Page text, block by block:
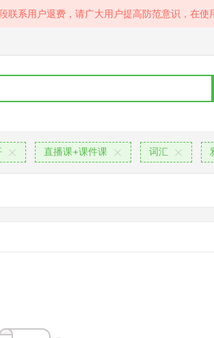
系用户退费，请广大用户提高防范意识，在使
直播课+课件课 词汇